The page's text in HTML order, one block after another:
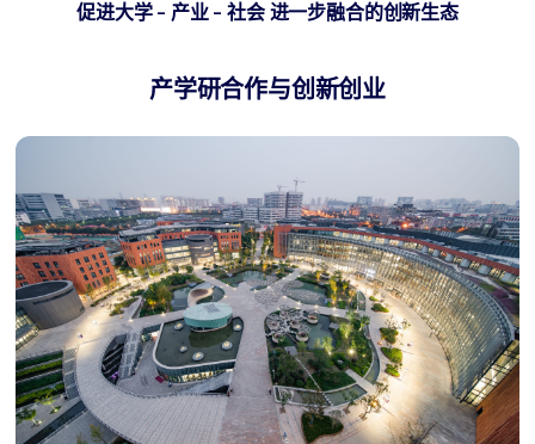
促进大学 - 产业 - 社会 进一步融合的创新生态
产学研合作与创新创业